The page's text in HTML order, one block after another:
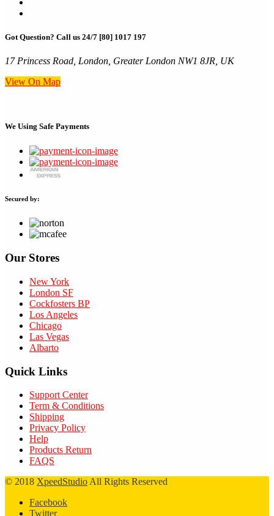
Got Question? Call us 24/7 [80] 1017 197
17 Princess Road, London, Greater London NW1 8JR, UK
View On Map
We Using Safe Payments
Secured by:
Our Stores
New York
London SF
Cockfosters BP
Los Angeles
Chicago
Las Vegas
Albarto
Quick Links
Support Center
Term & Conditions
Shipping
Privacy Policy
Help
Products Return
FAQS
© 2018 XpeedStudio All Rights Reserved
Facebook
Twitter